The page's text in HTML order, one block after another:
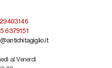
6379151
al Venerdì